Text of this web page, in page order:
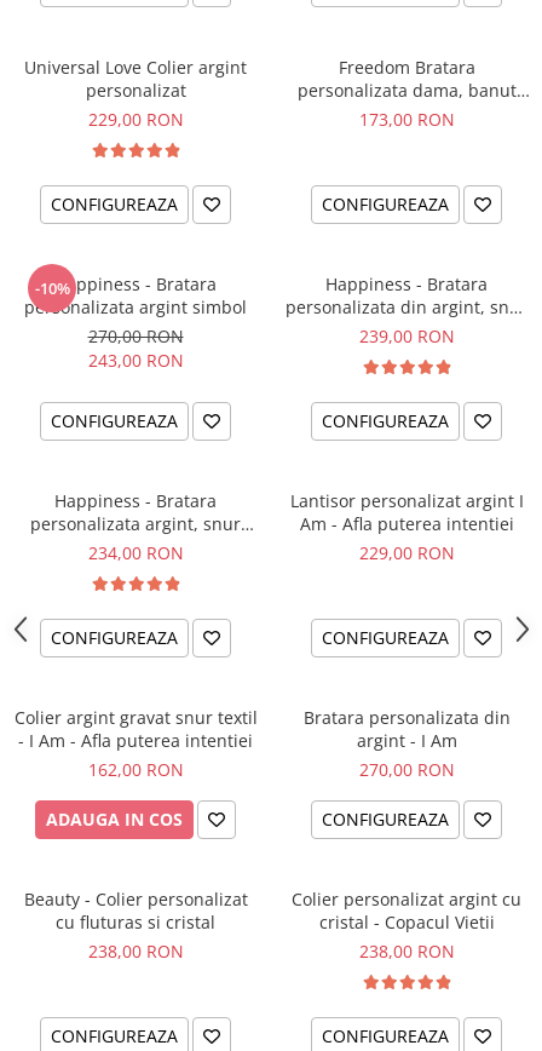
Universal Love Colier argint
personalizat
229,00 RON
CONFIGUREAZA
Freedom Bratara
personalizata dama, banut
argint, snur reglabil
173,00 RON
CONFIGUREAZA
-10%Happiness - Bratara
personalizata argint simbol
270,00 RON
243,00 RON
CONFIGUREAZA
Happiness - Bratara
personalizata din argint, snur
dublu piele, simbol
239,00 RON
CONFIGUREAZA
Happiness - Bratara
personalizata argint, snur
impletit piele simbol
234,00 RON
CONFIGUREAZA
Lantisor personalizat argint I
Am - Afla puterea intentiei
229,00 RON
CONFIGUREAZA
Colier argint gravat snur textil
- I Am - Afla puterea intentiei
162,00 RON
ADAUGA IN COS
Bratara personalizata din
argint - I Am
270,00 RON
CONFIGUREAZA
Beauty - Colier personalizat
cu fluturas si cristal
238,00 RON
CONFIGUREAZA
Colier personalizat argint cu
cristal - Copacul Vietii
238,00 RON
CONFIGUREAZA